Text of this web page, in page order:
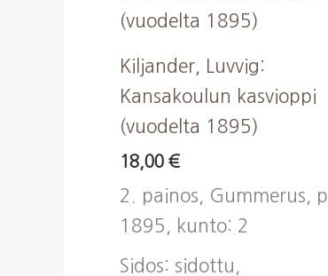
Kiljander, Luvvig:
Kansakoulun kasvioppi
(vuodelta 1895)
18,00 €
2. painos, Gummerus, p.
1895, kunto: 2
Sidos: sidottu,